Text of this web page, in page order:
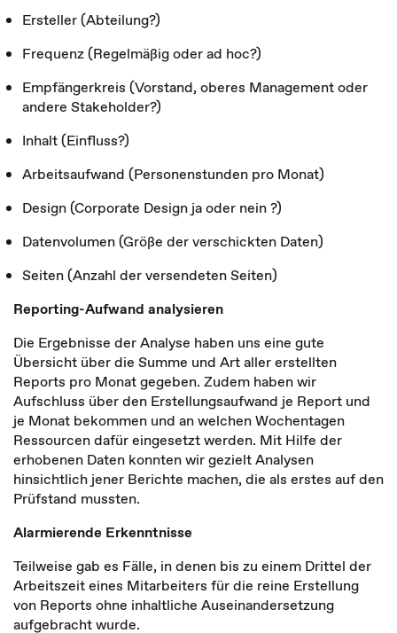
Ersteller (Abteilung?)
Frequenz (Regelmäßig oder ad hoc?)
Empfängerkreis (Vorstand, oberes Management oder
andere Stakeholder?)
Inhalt (Einfluss?)
Arbeitsaufwand (Personenstunden pro Monat)
Design (Corporate Design ja oder nein ?)
Datenvolumen (Größe der verschickten Daten)
Seiten (Anzahl der versendeten Seiten)
Reporting-Aufwand analysieren
Die Ergebnisse der Analyse haben uns eine gute
Übersicht über die Summe und Art aller erstellten
Reports pro Monat gegeben. Zudem haben wir
Aufschluss über den Erstellungsaufwand je Report und
je Monat bekommen und an welchen Wochentagen
Ressourcen dafür eingesetzt werden. Mit Hilfe der
erhobenen Daten konnten wir gezielt Analysen
hinsichtlich jener Berichte machen, die als erstes auf den
Prüfstand mussten.
Alarmierende Erkenntnisse
Teilweise gab es Fälle, in denen bis zu einem Drittel der
Arbeitszeit eines Mitarbeiters für die reine Erstellung
von Reports ohne inhaltliche Auseinandersetzung
aufgebracht wurde.